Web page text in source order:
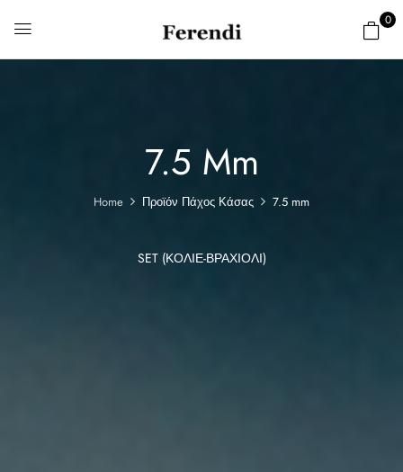
0
7.5 Mm
Home Προϊόν Πάχος Κάσας 7.5 mm
SET (ΚΟΛΙΈ-ΒΡΑΧΙΌΛΙ)